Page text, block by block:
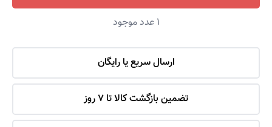
1 عدد موجود
ارسال سریع یا رایگان
تضمین بازگشت کالا تا 7 روز